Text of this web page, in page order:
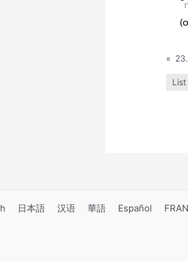
(
«
List
日本語 汉语 華語 Español